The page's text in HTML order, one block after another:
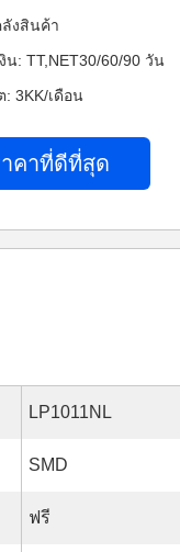
ลังสินค้า
น: TT,NET30/60/90 วัน
3KK/เดือน
คาที่ดีที่สุด
LP1011NL
SMD
ฟรี